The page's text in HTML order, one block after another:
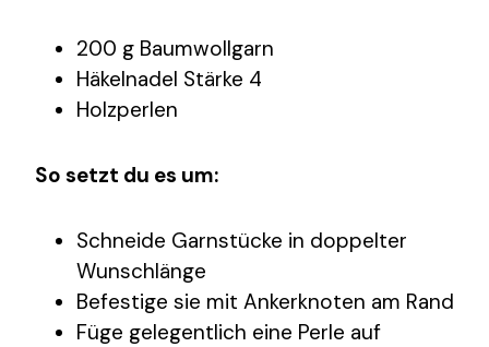
200 g Baumwollgarn
Häkelnadel Stärke 4
Holzperlen
So setzt du es um:
Schneide Garnstücke in doppelter
Wunschlänge
Befestige sie mit Ankerknoten am Rand
Füge gelegentlich eine Perle auf